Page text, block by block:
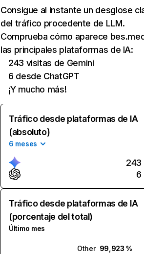
Consigue al instante un desglose
del tráfico procedente de LLM.
Comprueba cómo aparece
las principales plataformas de IA:
243 visitas de Gemini
6 desde ChatGPT
¡Y mucho más!
Tráfico desde plataformas de IA
(absoluto)
6 meses
243
6
Tráfico desde plataformas de IA
(porcentaje del total)
Último mes
Other 99,923 %